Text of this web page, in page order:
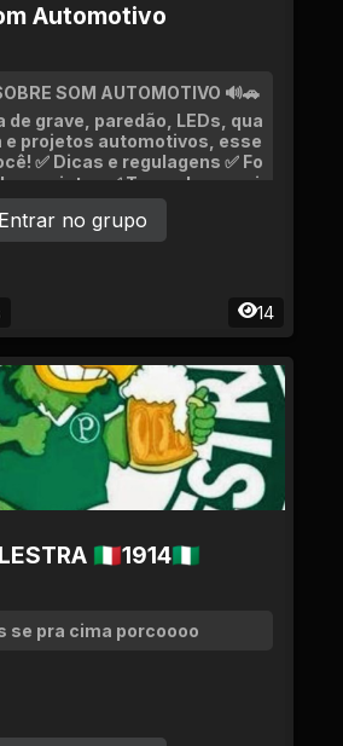
Automotivo
SOM AUTOMOTIVO 🔊🚗
de grave, paredão, LEDs, qua
e projetos automotivos, esse
✅ Dicas e regulagens ✅ Fo
projetos ✅ Troca de experi
e novidades
14
Entrar no grupo
🇮🇹1914🇳🇬
se pra cima porcoooo